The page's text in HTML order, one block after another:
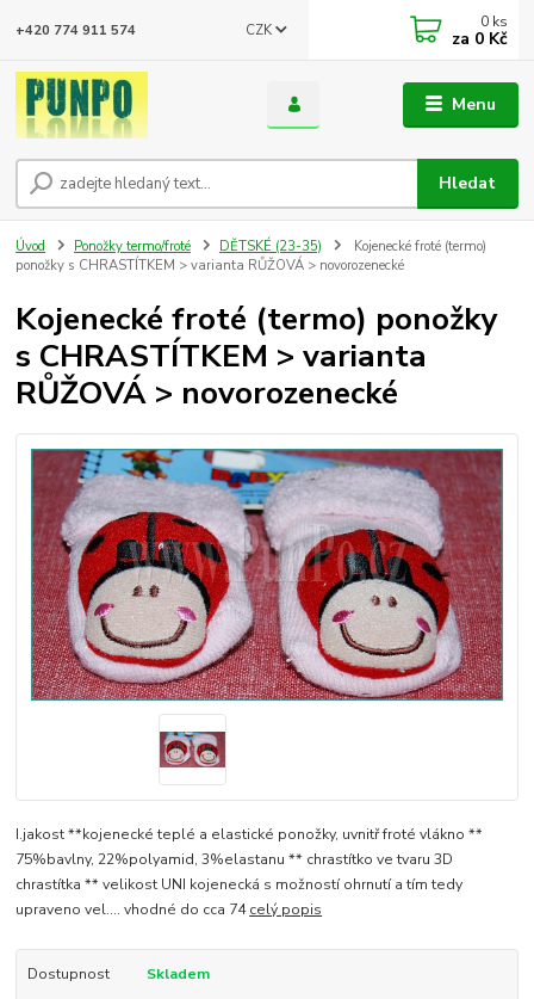
Menu
CZK
Hledat
+420 774 911 574 0 ks
za 0 Kč
Úvod Ponožky termo/froté DĚTSKÉ (23-35)
Kojenecké froté (termo)
ponožky s CHRASTÍTKEM > varianta RŮŽOVÁ > novorozenecké
Kojenecké froté (termo) ponožky
s CHRASTÍTKEM > varianta
RŮŽOVÁ > novorozenecké
I.jakost **kojenecké teplé a elastické ponožky, uvnitř froté vlákno **
75%bavlny, 22%polyamid, 3%elastanu ** chrastítko ve tvaru 3D
chrastítka ** velikost UNI kojenecká s možností ohrnutí a tím tedy
upraveno vel.... vhodné do cca 74celý popis
Dostupnost Skladem